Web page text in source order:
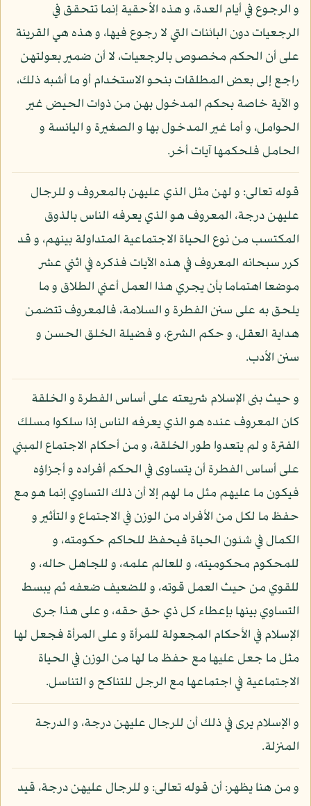
و الرجوع في أيام العدة، و هذه الأحقية إنما تتحقق في
الرجعيات دون البائنات التي لا رجوع فيها، و هذه هي القرينة
على أن الحكم مخصوص بالرجعيات، لا أن ضمير بعولتهن
راجع إلى بعض المطلقات بنحو الاستخدام أو ما أشبه ذلك،
و الآية خاصة بحكم المدخول بهن من ذوات الحيض غير
الحوامل، و أما غير المدخول بها و الصغيرة و اليائسة و
الحامل فلحكمها آيات أخر.
قوله تعالى: و لهن مثل الذي عليهن بالمعروف و للرجال
عليهن درجة، المعروف هو الذي يعرفه الناس بالذوق
المكتسب من نوع الحياة الاجتماعية المتداولة بينهم، و قد
كرر سبحانه المعروف في هذه الآيات فذكره في اثني عشر
موضعا اهتماما بأن يجري هذا العمل أعني الطلاق و ما
يلحق به على سنن الفطرة و السلامة، فالمعروف تتضمن
هداية العقل، و حكم الشرع، و فضيلة الخلق الحسن و
سنن الأدب.
و حيث بنى الإسلام شريعته على أساس الفطرة و الخلقة
كان المعروف عنده هو الذي يعرفه الناس إذا سلكوا مسلك
الفترة و لم يتعدوا طور الخلقة، و من أحكام الاجتماع المبني
على أساس الفطرة أن يتساوى في الحكم أفراده و أجزاؤه
فيكون ما عليهم مثل ما لهم إلا أن ذلك التساوي إنما هو مع
حفظ ما لكل من الأفراد من الوزن في الاجتماع و التأثير و
الكمال في شئون الحياة فيحفظ للحاكم حكومته، و
للمحكوم محكوميته، و للعالم علمه، و للجاهل حاله، و
للقوي من حيث العمل قوته، و للضعيف ضعفه ثم يبسط
التساوي بينها بإعطاء كل ذي حق حقه، و على هذا جرى
الإسلام في الأحكام المجعولة للمرأة و على المرأة فجعل لها
مثل ما جعل عليها مع حفظ ما لها من الوزن في الحياة
الاجتماعية في اجتماعها مع الرجل للتناكح و التناسل.
و الإسلام يرى في ذلك أن للرجال عليهن درجة، و الدرجة
المنزلة.
و من هنا يظهر: أن قوله تعالى: و للرجال عليهن درجة، قيد